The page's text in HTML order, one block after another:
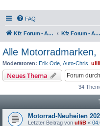
FAQ
Kfz Forum - Auto, Motorrad und LKW Kfz Forum - Auto, Motorrad und LKW
Alle Motorradmarken,
Moderatoren: Erik.Ode Auto-Chris
Neues Thema
34
Motorrad-Neuheiten
Letzter Beitrag von ulliB «